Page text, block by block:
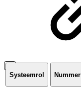
Systeemrol Nummer